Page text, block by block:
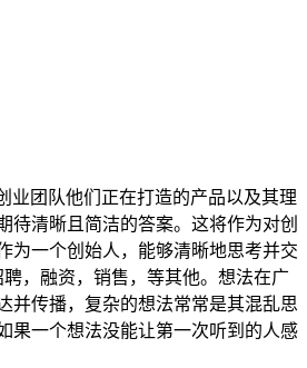
业团队他们正在打造的产品以及其理
待清晰且简洁的答案。这将作为对创
为一个创始人，能够清晰地思考并交
，融资，销售，等其他。想法在广
并传播，复杂的想法常常是其混乱思
果一个想法没能让第一次听到的人感